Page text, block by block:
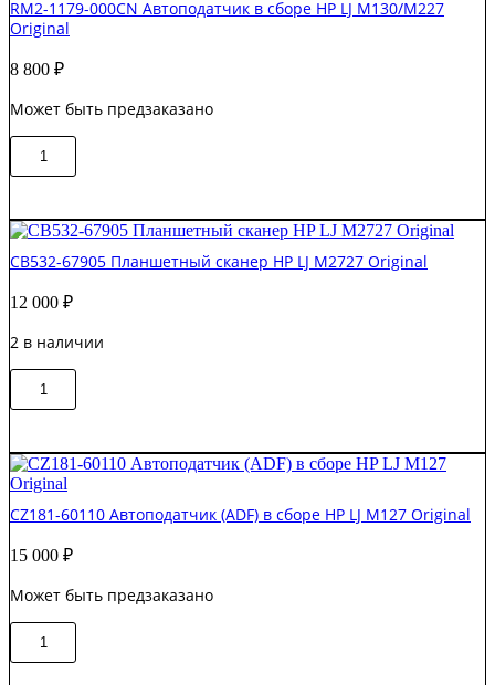
RM2-1179-000CN Автоподатчик в сборе HP LJ M130/M227
Original
8 800 ₽
Может быть предзаказано
Количество
товара
000CN
Автоподатчик
в
HP
M130/M227
CB532-67905 Планшетный сканер HP LJ M2727 Original
12 000 ₽
2 в наличии
Количество
товара
Планшетный
сканер
HP
LJ
Original
CZ181-60110 Автоподатчик (ADF) в сборе HP LJ M127 Original
15 000 ₽
Может быть предзаказано
Количество
товара